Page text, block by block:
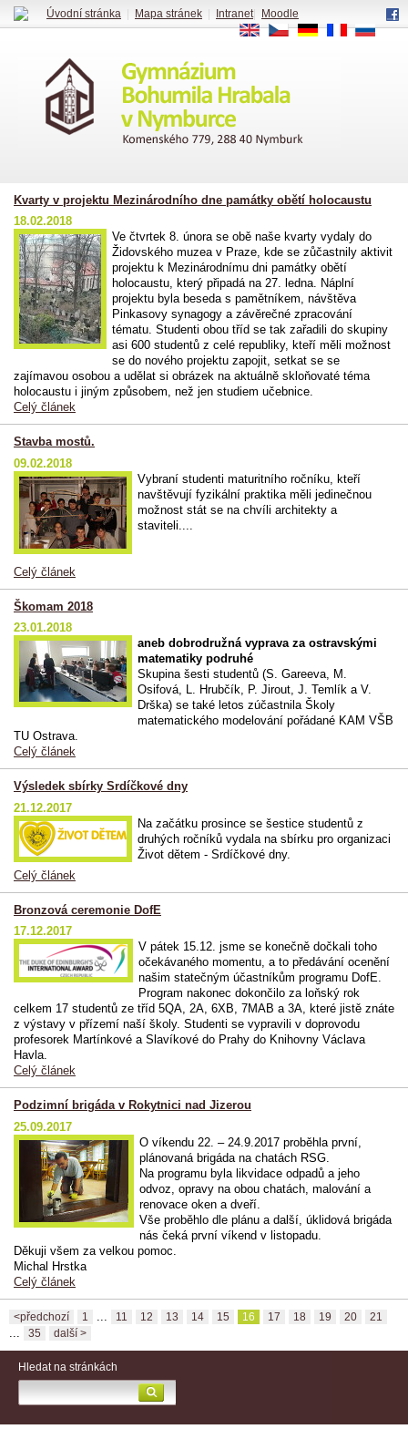
Kvarty v projektu Mezinárodního dne památky obětí holocaustu
18.02.2018
Ve čtvrtek 8. února se obě naše kvarty vydaly do
Židovského muzea v Praze, kde se zůčastnily aktivit
projektu k Mezinárodnímu dni památky obětí
holocaustu, který připadá na 27. ledna. Náplní
projektu byla beseda s pamětníkem, návštěva
Pinkasovy synagogy a závěrečné zpracování
tématu. Studenti obou tříd se tak zařadili do skupiny
asi 600 studentů z celé republiky, kteří měli možnost
se do nového projektu zapojit, setkat se se
zajímavou osobou a udělat si obrázek na aktuálně skloňovaté téma
holocaustu i jiným způsobem, než jen studiem učebnice.
Celý článek
Stavba mostů.
09.02.2018
Vybraní studenti maturitního ročníku, kteří
navštěvují fyzikální praktika měli jedinečnou
možnost stát se na chvíli architekty a
staviteli....
Celý článek
Škomam 2018
23.01.2018
aneb dobrodružná vyprava za ostravskými
matematiky podruhé
Skupina šesti studentů (S. Gareeva, M.
Osifová, L. Hrubčík, P. Jirout, J. Temlík a V.
Drška) se také letos zúčastnila Školy
matematického modelování pořádané KAM VŠB
TU Ostrava.
Celý článek
Výsledek sbírky Srdíčkové dny
21.12.2017
Na začátku prosince se šestice studentů z
druhých ročníků vydala na sbírku pro organizaci
Život dětem - Srdíčkové dny.
Celý článek
Bronzová ceremonie DofE
17.12.2017
V pátek 15.12. jsme se konečně dočkali toho
očekávaného momentu, a to předávání ocenění
našim statečným účastníkům programu DofE.
Program nakonec dokončilo za loňský rok
celkem 17 studentů ze tříd 5QA, 2A, 6XB, 7MAB a 3A, které jistě znáte
z výstavy v přízemí naší školy. Studenti se vypravili v doprovodu
profesorek Martínkové a Slavíkové do Prahy do Knihovny Václava
Havla.
Celý článek
Podzimní brigáda v Rokytnici nad Jizerou
25.09.2017
O víkendu 22. – 24.9.2017 proběhla první,
plánovaná brigáda na chatách RSG.
Na programu byla likvidace odpadů a jeho
odvoz, opravy na obou chatách, malování a
renovace oken a dveří.
Vše proběhlo dle plánu a další, úklidová brigáda
nás čeká první víkend v listopadu.
Děkuji všem za velkou pomoc.
Michal Hrstka
Celý článek
<předchozí 1 11 12 13 14 15 16 17 18 19 20 21
35 další >
Hledat na stránkách
Úvodní stránka Mapa stránek Intranet|
Moodle
EN
CS DE FR RU